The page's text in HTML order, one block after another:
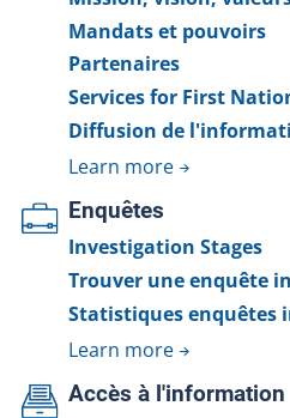
Mandats et pouvoirs
Partenaires
Services for First
Diffusion de
Learn more
Enquêtes
Investigation Stages
Trouver une enquête
Statistiques enquêtes
Learn more
Accès à l'information